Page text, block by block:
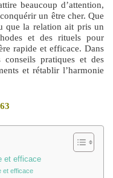
beaucoup d’attention,
un être cher. Que
que la relation ait pris un
et des rituels pour
rapide et efficace. Dans
pratiques et des
et rétablir l’harmonie
et efficace
et efficace